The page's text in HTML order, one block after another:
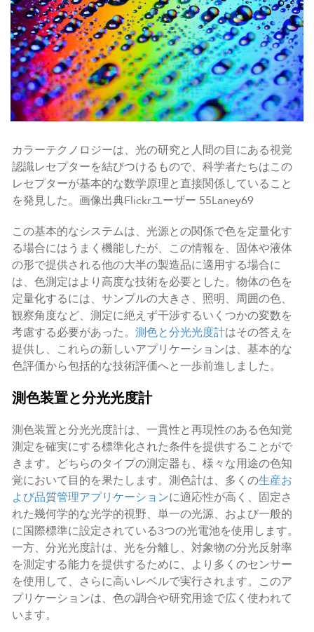
カラーテクノロジーは、光の研究と人間の目にある視覚
認識レセプターを結びつけるもので、科学者たちはこの
レセプターが基本的な数学原理と直接関係していること
を発見した。画像出典Flickrユーザー 55Laney69
この基本的なシステムは、光源との関係で色を定量化す
る場合にはうまく機能したが、この情報を、固体や液体
の形で提供される他の大半の製造品に適用する場合に
は、色測定はより高度な技術を必要とした。物体の色を
定量化するには、サンプルの大きさ、照明、周囲の色、
観察角度など、測定に絶えず干渉するいくつかの変数を
考慮する必要があった。 測色と分光光度計はその答えを
提供し、これらの新しいアプリケーションは、基本的な
色評価から包括的な技術評価へと一歩前進しました。
測色装置と分光光度計
測色装置と分光光度計は、一貫性と再現性のある色知覚
測定を確実にする標準化された条件を提供することがで
きます。どちらのタイプの測定器も、様々な用途の色知
覚において目的を果たします。測色計は、多くの生産お
よび品質管理アプリケーションに適応性が高く、固定さ
れた幾何学的な光学的視野、単一の光源、および一般的
に国際標準に設定されている3つの光電池を使用します。
一方、分光光度計は、光を分離し、対象物の分光反射率
を測定する能力を提供するために、より多くのセンサー
を使用して、さらに高いレベルで実行されます。このア
プリケーションは、色の調合や研究用途で広く使われて
います。